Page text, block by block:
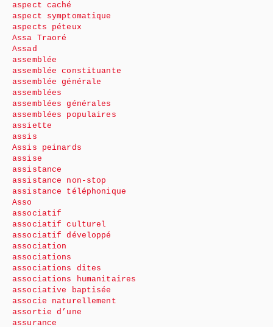
aspect caché
aspect symptomatique
aspects péteux
Assa Traoré
Assad
assemblée
assemblée constituante
assemblée générale
assemblées
assemblées générales
assemblées populaires
assiette
assis
Assis peinards
assise
assistance
assistance non-stop
assistance téléphonique
Asso
associatif
associatif culturel
associatif développé
association
associations
associations dites
associations humanitaires
associative baptisée
associe naturellement
assortie d’une
assurance